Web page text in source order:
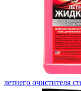
летнего очистителя